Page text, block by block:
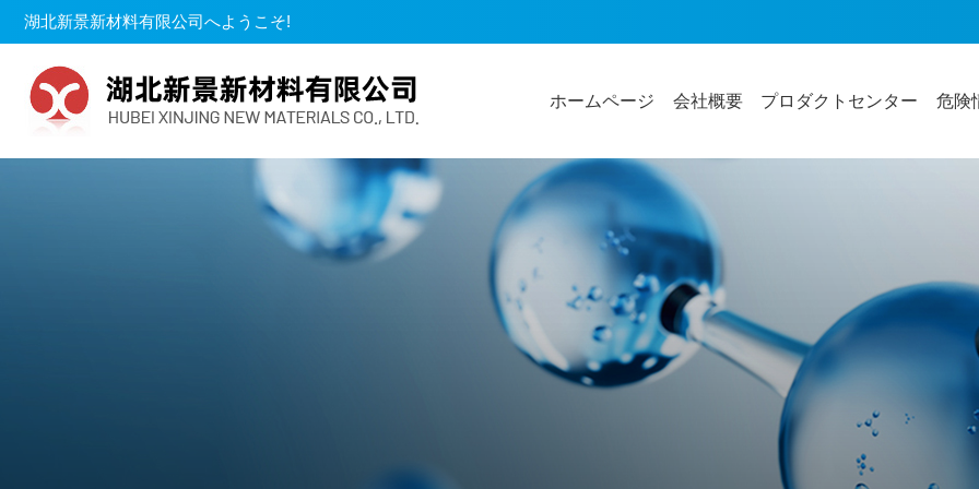
湖北新景新材料有限公司へようこそ!
ホームページ 会社概要 プロダクトセンター 危険